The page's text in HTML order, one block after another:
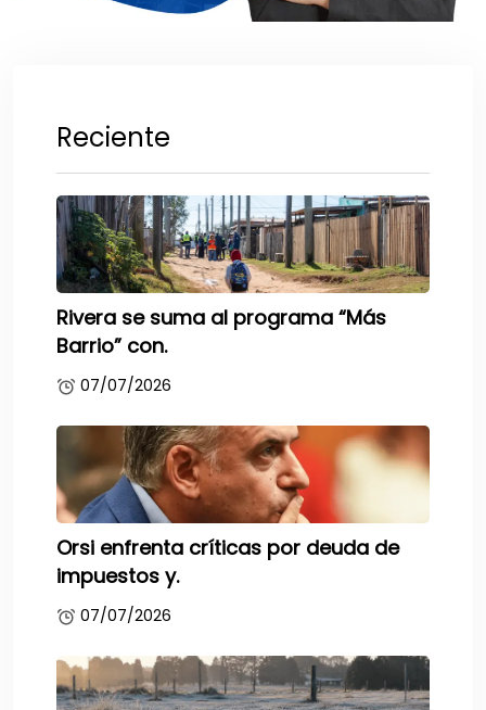
Reciente
Rivera se suma al programa “Más
Barrio” con.
07/07/2026
Orsi enfrenta críticas por deuda de
impuestos y.
07/07/2026